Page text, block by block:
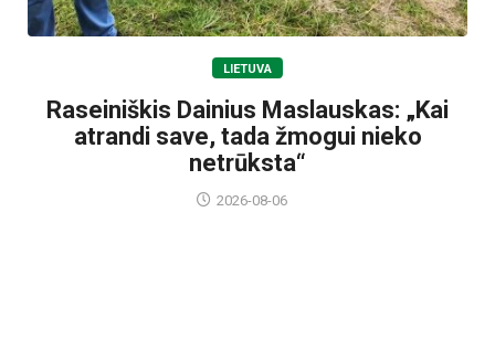
LIETUVA
Raseiniškis Dainius Maslauskas: „Kai
atrandi save, tada žmogui nieko
netrūksta“
2026-08-06